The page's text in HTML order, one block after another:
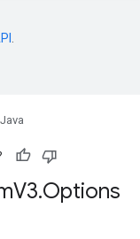
Java
V3.Options